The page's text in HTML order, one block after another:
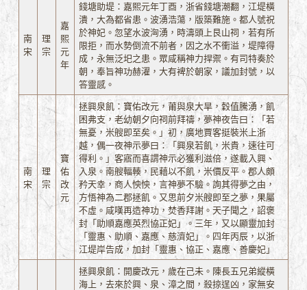
南
宋
理
宗
嘉
熙
元
年
錢塘助堤：嘉熙元年丁酉，浙省錢塘潮翻，江堤橫
潰，大為都省患。波湧浩蕩，版築難施。都人號祝
於神妃。忽望水波洶湧，時濤頭上艮山祠，若有所
限拒，而水勢倒流不前者，因之水不衝溢，堤障得
成，永無泛圯之患。眾咸稱神力捍禦。有司特奏於
朝，奉旨神功赫濯，大有裨於朝家，議加封號，以
答靈感。
南
宋
理
宗
寶
佑
改
元
拯興泉飢：寶佑改元，莆與泉大旱，穀值騰湧，飢
困弗支，老幼朝夕向祠前拜禱，夢神夜告曰：「若
無憂，米艘即至矣。」初，廣地賈客挺裝米上浙
越，偶一夜神示夢曰：「興泉若飢，米貴，速往可
得利。」客寤而喜謂神示必獲利滋倍，遂載入興、
入泉。南艘輻輳，民藉以不飢，米價反平。郡人頗
矜天幸，商人怏怏，言神夢不驗。詢其得夢之由，
方悟神為二郡拯飢。又思前夕米艘即至之夢，果屬
不虛。咸嘆再造神功，焚香拜謝。天子聞之，詔褒
封「助順嘉應英烈協正妃」。三年，又以顯靈加封
「靈惠、助順、嘉應、慈濟妃」。四年丙辰，以浙
江堤岸告成，加封「靈惠、協正、嘉應、善慶妃」
拯興泉飢：開慶改元，歲在己未。陳長五兄弟縱橫
海上，去來於興、泉、漳之間，殺掠逞凶，家無安